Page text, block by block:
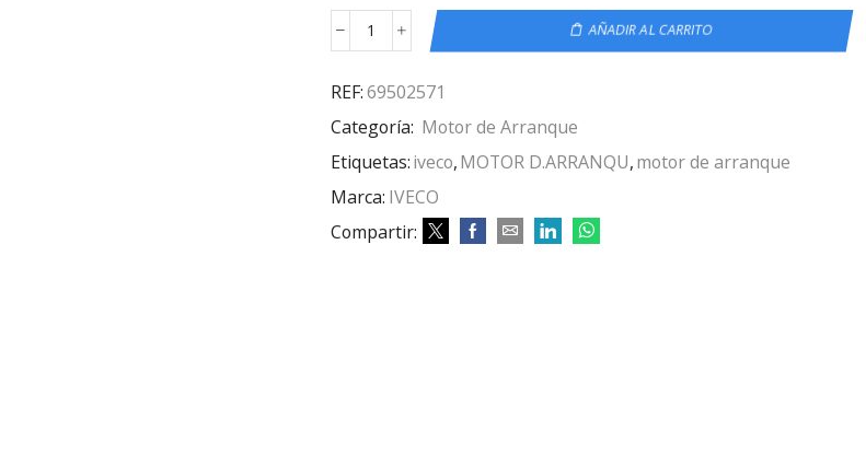
AÑADIR AL CARRITO
REF:69502571
Categoría: Motor de Arranque
Etiquetas:iveco,MOTOR D.ARRANQU,motor de arranque
Marca: IVECO
Compartir: